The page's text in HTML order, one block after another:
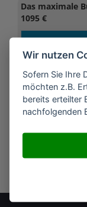
Das maximale
1095 €
260 €
Wir nutzen
Sofern Sie Ihre
möchten z.B.
bereits erteilter
nachfolgenden